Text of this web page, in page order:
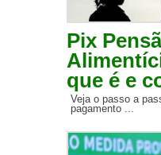
Pix
que é e
Veja o passo a
pagamento ...